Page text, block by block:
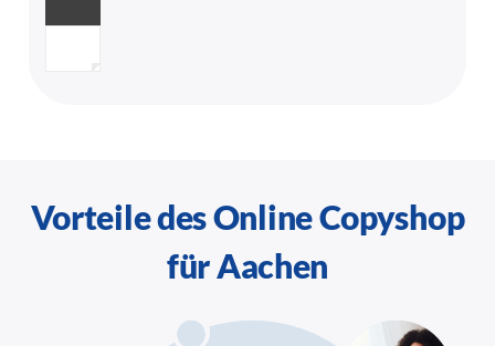
Vorteile des Online Copyshop
für Aachen